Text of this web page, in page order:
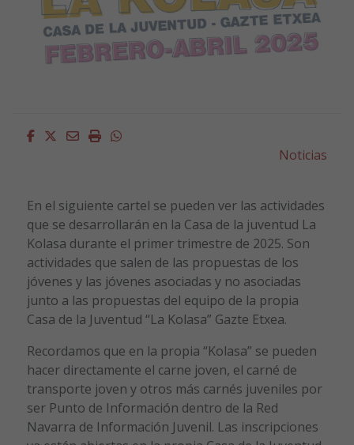
Facebook
Twitter
EmailImprimirWhatsapp
Noticias
En el siguiente cartel se pueden ver las actividades
que se desarrollarán en la Casa de la juventud La
Kolasa durante el primer trimestre de 2025. Son
actividades que salen de las propuestas de los
jóvenes y las jóvenes asociadas y no asociadas
junto a las propuestas del equipo de la propia
Casa de la Juventud “La Kolasa” Gazte Etxea.
Recordamos que en la propia “Kolasa” se pueden
hacer directamente el carne joven, el carné de
transporte joven y otros más carnés juveniles por
ser Punto de Información dentro de la Red
Navarra de Información Juvenil. Las inscripciones